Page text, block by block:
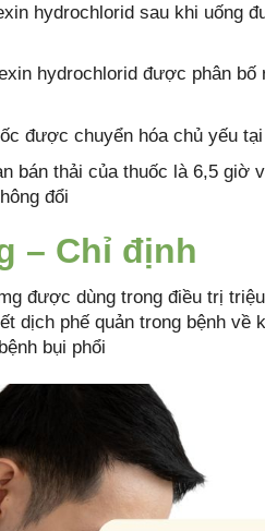
hydrochlorid sau khi uống
hydrochlorid được phân
được chuyển hóa chủ yếu
bán thải của thuốc là 6,5 giờ
đổi
– Chỉ định
được dùng trong điều trị
dịch phế quản trong bệnh
bụi phổi